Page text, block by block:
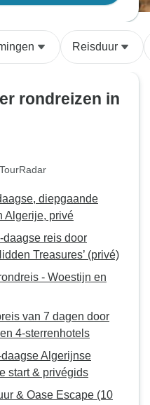
Reisduur
rondreizen in
diepgaande
Algerije, privé
reis door
Treasures’ (privé)
- Woestijn en
van 7 dagen door
4-sterrenhotels
Algerijnse
start & privégids
& Oase Escape (10